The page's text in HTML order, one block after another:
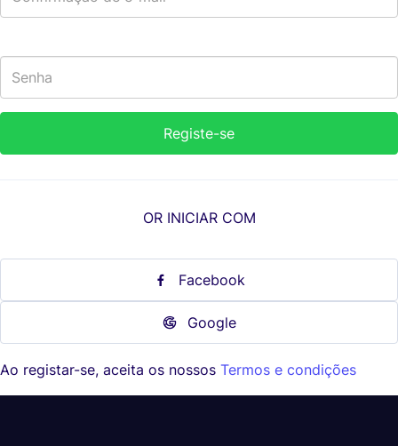
OR INICIAR COM
Facebook
Google
Ao registar-se, aceita os nossos Termos e condições